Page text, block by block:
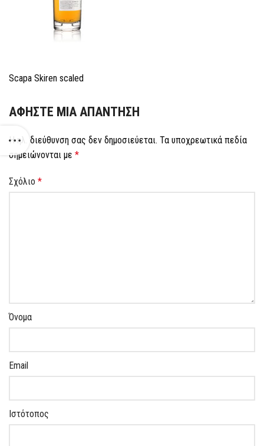
Scapa Skiren scaled
ΑΦΉΣΤΕ ΜΙΑ ΑΠΆΝΤΗΣΗ
Η ηλ. διεύθυνση σας δεν δημοσιεύεται. Τα υποχρεωτικά πεδία
σημειώνονται με *
Σχόλιο *
Όνομα
Email
Ιστότοπος